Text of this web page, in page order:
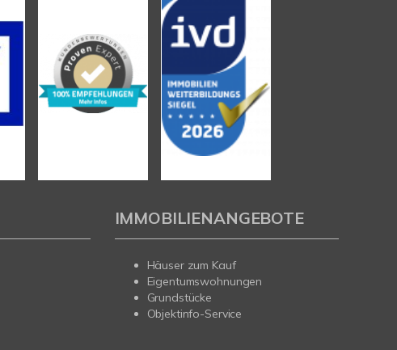
IMMOBILIENANGEBOTE
Häuser zum Kauf
Eigentumswohnungen
Grundstücke
Objektinfo-Service